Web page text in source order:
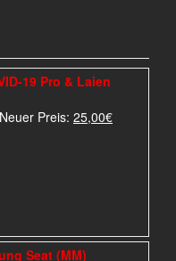
19 Pro & Laien
Ursprünglicher
Neuer Preis: 25,00€Aktueller
Seat (MM)